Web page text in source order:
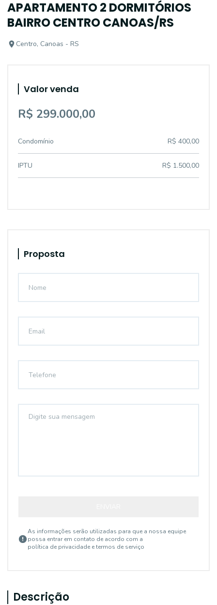
APARTAMENTO 2 DORMITÓRIOS
BAIRRO CENTRO CANOAS/RS
Centro, Canoas - RS
Valor venda
R$ 299.000,00
Condomínio R$ 400,00
IPTU R$ 1.500,00
Proposta
As informações serão utilizadas para que a nossa equipe
possa entrar em contato de acordo com a
política de privacidade e termos de serviço
Descrição